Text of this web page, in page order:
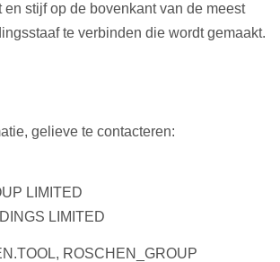
stijf op de bovenkant van de meest
te verbinden die wordt gemaakt.
gelieve te contacteren:
LIMITED
LIMITED
ROSCHEN_GROUP